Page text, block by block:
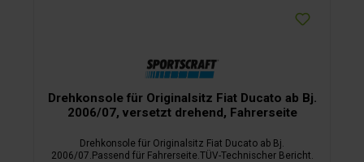
Drehkonsole für Originalsitz Fiat Ducato ab Bj.
2006/07, versetzt drehend, Fahrerseite
Drehkonsole für Originalsitz Fiat Ducato ab Bj.
2006/07.Passend für Fahrerseite.TÜV-Technischer Bericht.